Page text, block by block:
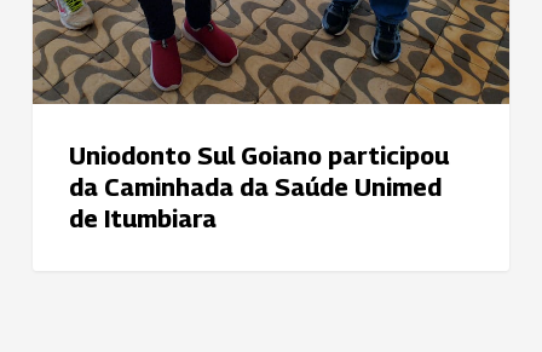
Uniodonto Sul Goiano participou
da Caminhada da Saúde Unimed
de Itumbiara